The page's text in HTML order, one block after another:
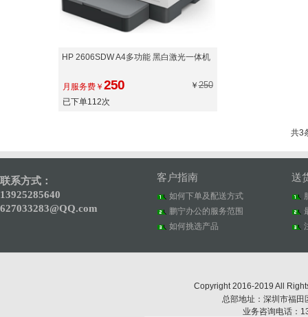
HP 2606SDW A4多功能 黑白激光一体机
月服务费￥ 250 ￥250
已下单112次
共3
联系方式：
13925285640
627033283@QQ.com
客户指南
如何下单及配送方式
鹏宁办公的服务范围
如何挑选产品
送
Copyright 2016-2019 All
总部地址：深圳市福
业务咨询电话：